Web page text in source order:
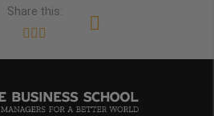
Share this: